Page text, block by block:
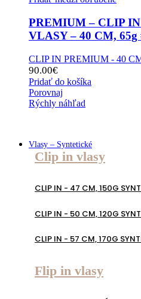
PREMIUM – CLIP
VLASY – 40 CM,
CLIP IN PREMIUM - 40
90.00€
Pridať do košíka
Porovnaj
Rýchly náhľad
Vlasy – Syntetické
Clip in vlasy
CLIP IN - 47 CM, 150G
CLIP IN - 50 CM, 120G
CLIP IN - 57 CM, 170G
Flip in vlasy